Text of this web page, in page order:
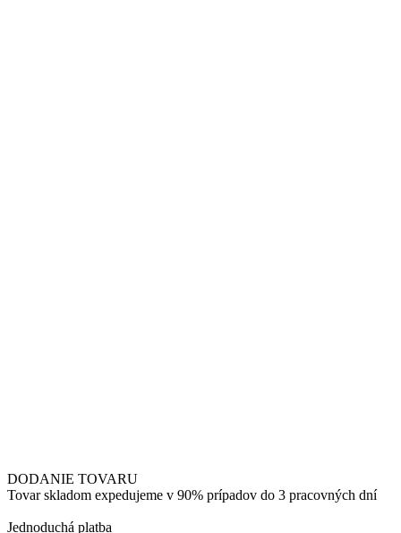
DODANIE TOVARU
Tovar skladom expedujeme v 90% prípadov do 3 pracovných dní
Jednoduchá platba